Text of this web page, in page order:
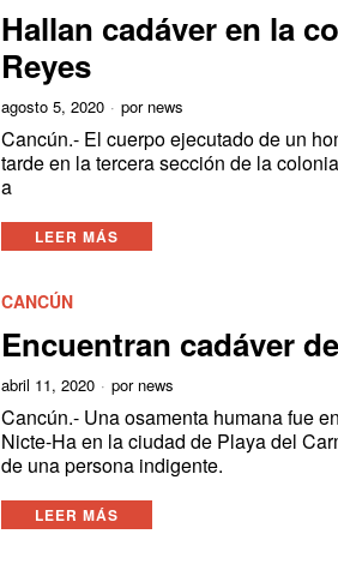
Hallan cadáver en la
Reyes
agosto 5, 2020 por news
Cancún.- El cuerpo ejecutado de un
tarde en la tercera sección de la
a
LEER MÁS
CANCÚN
Encuentran cadáver
abril 11, 2020 por news
Cancún.- Una osamenta humana fue
Nicte-Ha en la ciudad de Playa del
de una persona indigente.
LEER MÁS